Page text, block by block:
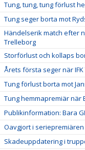
Tung, tung, tung förlust
Tung seger borta mot
Händelserik match efter
Trelleborg
Storförlust och kollaps
Årets första seger när
Tung förlust borta mot
Tung hemmapremiär när
Publikinformation: Bara
Oavgjort i seriepremiären
Skadeuppdatering i